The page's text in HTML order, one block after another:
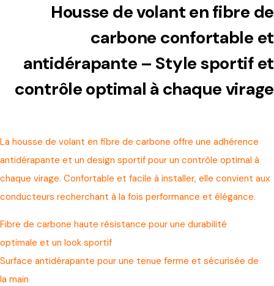
Housse de volant en fibre de
carbone confortable et
antidérapante – Style sportif et
contrôle optimal à chaque virage
La housse de volant en fibre de carbone offre une adhérence
antidérapante et un design sportif pour un contrôle optimal à
chaque virage. Confortable et facile à installer, elle convient aux
conducteurs recherchant à la fois performance et élégance.
Fibre de carbone haute résistance pour une durabilité
optimale et un look sportif
Surface antidérapante pour une tenue ferme et sécurisée de
la main